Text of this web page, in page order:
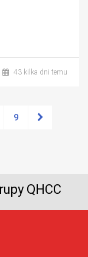
43 kilka dni temu
9
QHCC